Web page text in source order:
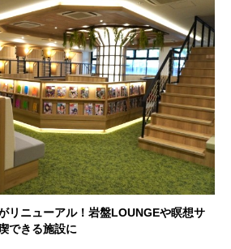
リニューアル！岩盤LOUNGEや瞑想サ
できる施設に